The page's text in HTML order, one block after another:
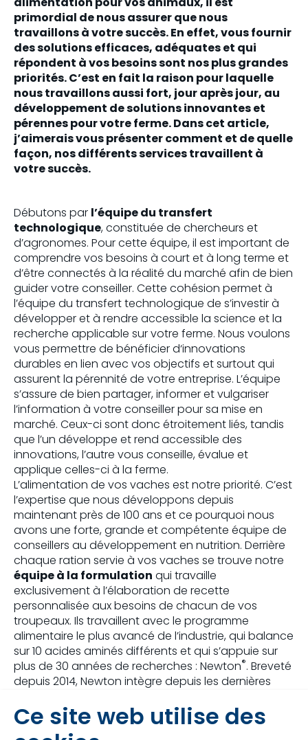
Ce site web utilise des
primordial de nous assurer que nous
travaillons à votre succès. En effet, vous fournir
des solutions efficaces, adéquates et qui
répondent à vos besoins sont nos plus grandes
priorités. C’est en fait la raison pour laquelle
nous travaillons aussi fort, jour après jour, au
développement de solutions innovantes et
pérennes pour votre ferme. Dans cet article,
j’aimerais vous présenter comment et de quelle
façon, nos différents services travaillent à
votre succès.
Débutons par l’équipe du transfert
technologique, constituée de chercheurs et
d’agronomes. Pour cette équipe, il est important de
comprendre vos besoins à court et à long terme et
d’être connectés à la réalité du marché afin de bien
guider votre conseiller. Cette cohésion permet à
l’équipe du transfert technologique de s’investir à
développer et à rendre accessible la science et la
recherche applicable sur votre ferme. Nous voulons
vous permettre de bénéficier d‘innovations
durables en lien avec vos objectifs et surtout qui
assurent la pérennité de votre entreprise. L’équipe
s’assure de bien partager, informer et vulgariser
l’information à votre conseiller pour sa mise en
marché. Ceux-ci sont donc étroitement liés, tandis
que l’un développe et rend accessible des
innovations, l’autre vous conseille, évalue et
applique celles-ci à la ferme.
L’alimentation de vos vaches est notre priorité. C’est
l’expertise que nous développons depuis
maintenant près de 100 ans et ce pourquoi nous
avons une forte, grande et compétente équipe de
conseillers au développement en nutrition. Derrière
chaque ration servie à vos vaches se trouve notre
équipe à la formulation qui travaille
exclusivement à l’élaboration de recette
personnalisée aux besoins de chacun de vos
troupeaux. Ils travaillent avec le programme
alimentaire le plus avancé de l’industrie, qui balance
sur 10 acides aminés différents et qui s’appuie sur
plus de 30 années de recherches : Newton®. Breveté
depuis 2014, Newton intègre depuis les dernières
additifs qui modifient l’environnement ruminal,
comme des ingrédients nutritionnels dans ses